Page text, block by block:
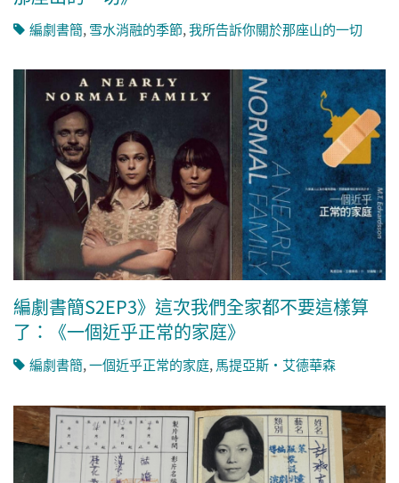
編劇書簡, 雪水消融的季節,我所告訴你關於那座山的一切
編劇書簡S2EP3》這次我們全家都不要這樣算
了：《一個近乎正常的家庭》
編劇書簡,一個近乎正常的家庭,馬提亞斯‧艾德華森